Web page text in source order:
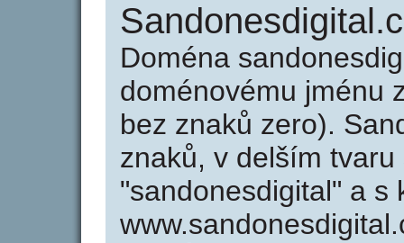
Doména
doménovému jménu
bez znaků zero).
znaků, v delším tvaru
"sandonesdigital" a s